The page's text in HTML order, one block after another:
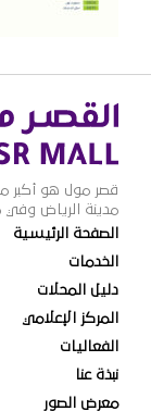
قصر مول هو أكبر
مدينة الرياض وفي
الصفحة الرئيسية
الخدمات
دليل المحلات
المركز الإعلامي
الفعاليات
نبذة عنا
معرض الصور